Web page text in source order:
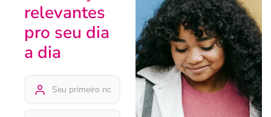
relevantes
pro seu dia
a dia